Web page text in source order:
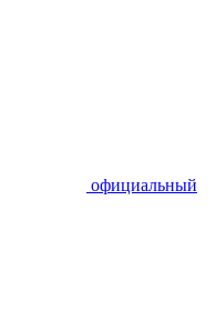
официальный